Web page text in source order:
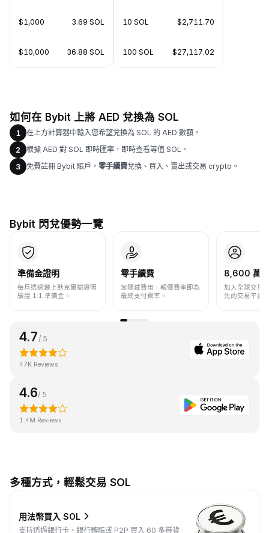
$1,000 3.69 SOL
$10,000 36.88 SOL
10 SOL $2,711.70
100 SOL $27,117.02
如何在 Bybit 上將 AED 兌換為 SOL
1
在上方計算器中輸入您希望兌換為 SOL 的 AED 數額。
2
根據 AED 對 SOL 即時匯率，即時查看等值 SOL。
3
免費註冊 Bybit 賬戶， 零手續費兌換、買入、賣出或交易 crypto。
Bybit 閃兌優勢一覽
準備金證明
每月透過鏈上默克爾樹證明
驗證 1:1 準備金。
零手續費
無隱藏費用，報價費率即為
最終支付費率。
8,600 萬+
加入全球交易
先的交易平臺
4.7/ 5
47K Reviews
4.6/ 5
1.4M Reviews
多種方式，輕鬆交易 SOL
用法幣買入 SOL
支持透過銀行卡、銀行轉賬或 P2P 買入 60 多種貨